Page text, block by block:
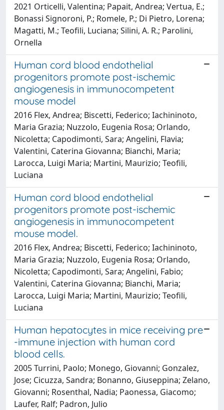
2021 Orticelli, Valentina; Papait, Andrea; Vertua, E.;
Bonassi Signoroni, P.; Romele, P.; Di Pietro, Lorena;
Magatti, M.; Teofili, Luciana; Silini, A. R.; Parolini,
Ornella
Human cord blood endothelial
progenitors promote post-ischemic
angiogenesis in immunocompetent
mouse model
2016 Flex, Andrea; Biscetti, Federico; Iachininoto,
Maria Grazia; Nuzzolo, Eugenia Rosa; Orlando,
Nicoletta; Capodimonti, Sara; Angelini, Flavia;
Valentini, Caterina Giovanna; Bianchi, Maria;
Larocca, Luigi Maria; Martini, Maurizio; Teofili,
Luciana
Human cord blood endothelial
progenitors promote post-ischemic
angiogenesis in immunocompetent
mouse model.
2016 Flex, Andrea; Biscetti, Federico; Iachininoto,
Maria Grazia; Nuzzolo, Eugenia Rosa; Orlando,
Nicoletta; Capodimonti, Sara; Angelini, Fabio;
Valentini, Caterina Giovanna; Bianchi, Maria;
Larocca, Luigi Maria; Martini, Maurizio; Teofili,
Luciana
Human hepatocytes in mice receiving pre
-immune injection with human cord
blood cells.
2005 Turrini, Paolo; Monego, Giovanni; Gonzalez,
Jose; Cicuzza, Sandra; Bonanno, Giuseppina; Zelano,
Giovanni; Rosenthal, Nadia; Paonessa, Giacomo;
Laufer, Ralf; Padron, Julio